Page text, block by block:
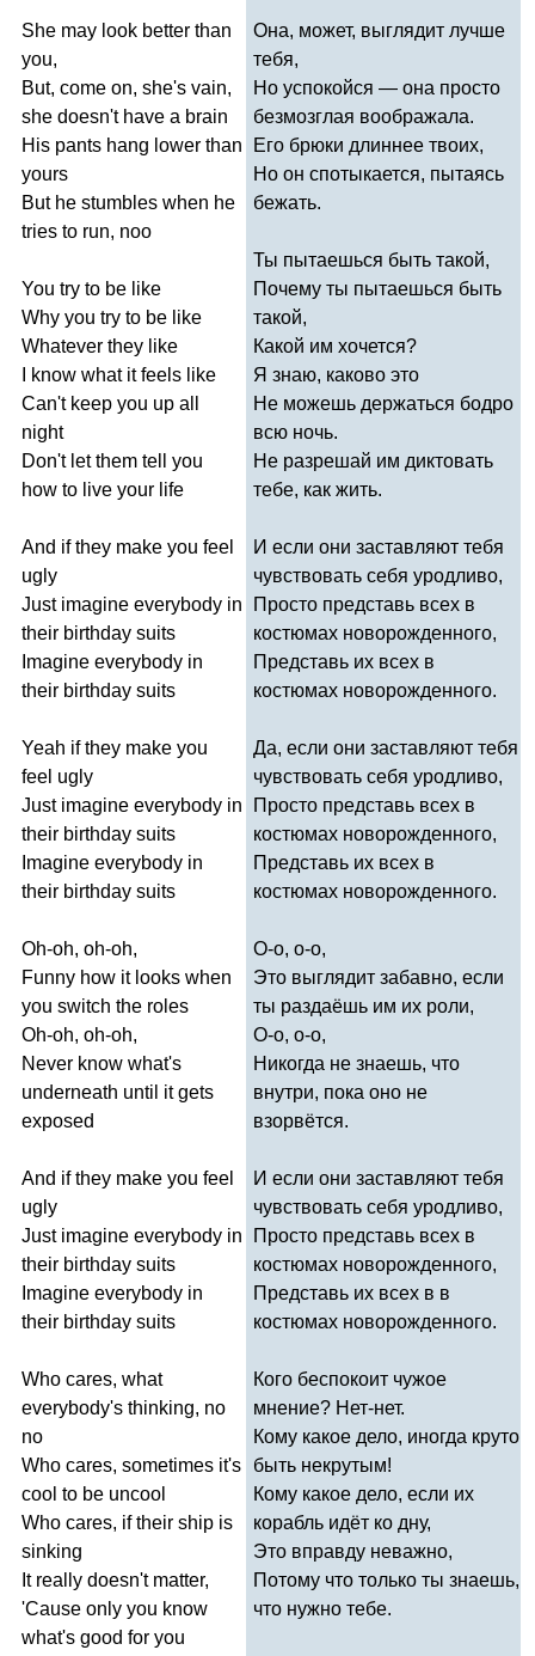
She may look better than
you,
But, come on, she's vain,
she doesn't have a brain
His pants hang lower than
yours
But he stumbles when he
tries to run, noo
You try to be like
Why you try to be like
Whatever they like
know what it feels like
Can't keep you up all
night
Don't let them tell
you
how to live your life
And if they make you feel
ugly
Just imagine everybody in
their birthday suits
Imagine everybody in
their birthday suits
Yeah if they make you
feel ugly
Just imagine everybody in
their birthday suits
Imagine everybody in
their birthday suits
Oh-oh, oh-oh,
Funny how it looks when
you switch the roles
Oh-oh, oh-oh,
Never know what's
underneath until it gets
exposed
And if they make you feel
ugly
Just imagine everybody in
their birthday suits
Imagine everybody in
their birthday suits
Who cares, what
everybody's thinking, no
no
Who cares, sometimes it's
cool to be uncool
Who cares, if their ship is
sinking
It really doesn't matter,
'Cause only you know
what's good for you
Она, может, выглядит лучше
тебя,
Но успокойся — она просто
безмозглая воображала.
Его брюки длиннее твоих,
Но он спотыкается, пытаясь
бежать.
Ты пытаешься быть такой,
Почему ты пытаешься быть
такой,
Какой им хочется?
Я знаю, каково это
Не можешь держаться бодро
всю ночь.
Не разрешай им диктовать
тебе, как жить.
И если они заставляют тебя
чувствовать себя уродливо,
Просто представь всех в
костюмах новорожденного,
Представь их всех в
костюмах новорожденного.
Да, если они заставляют тебя
чувствовать себя уродливо,
Просто представь всех в
костюмах новорожденного,
Представь их всех в
костюмах новорожденного.
О-о, о-о,
Это выглядит забавно, если
ты раздаёшь им их роли,
О-о, о-о,
Никогда не знаешь, что
внутри, пока оно не
взорвётся.
И если они заставляют тебя
чувствовать себя уродливо,
Просто представь всех в
костюмах новорожденного,
Представь их всех в в
костюмах новорожденного.
Кого беспокоит чужое
мнение? Нет-нет.
Кому какое дело, иногда круто
быть некрутым!
Кому какое дело, если их
корабль идёт ко дну,
Это вправду неважно,
Потому что только ты знаешь,
что нужно тебе.